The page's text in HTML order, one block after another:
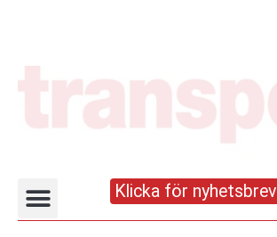
Klicka för nyhetsbrev